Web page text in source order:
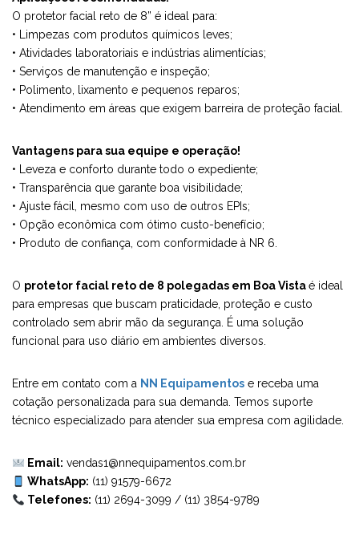
O protetor facial reto de 8” é ideal para:
• Limpezas com produtos químicos leves;
• Atividades laboratoriais e indústrias alimentícias;
• Serviços de manutenção e inspeção;
• Polimento, lixamento e pequenos reparos;
• Atendimento em áreas que exigem barreira de proteção facial.
Vantagens para sua equipe e operação!
• Leveza e conforto durante todo o expediente;
• Transparência que garante boa visibilidade;
• Ajuste fácil, mesmo com uso de outros EPIs;
• Opção econômica com ótimo custo-benefício;
• Produto de confiança, com conformidade à NR 6.
O protetor facial reto de 8 polegadas em Boa Vistaé ideal
para empresas que buscam praticidade, proteção e custo
controlado sem abrir mão da segurança. É uma solução
funcional para uso diário em ambientes diversos.
Entre em contato com a NN Equipamentos e receba uma
cotação personalizada para sua demanda. Temos suporte
técnico especializado para atender sua empresa com agilidade.
Email: vendas1@nnequipamentos.com.br
WhatsApp: (11) 91579-6672
Telefones: (11) 2694-3099 / (11) 3854-9789